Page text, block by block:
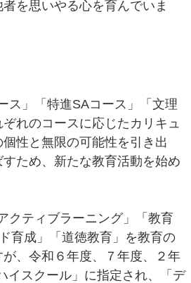
を思いやる心を育んでいま
ス」「特進SAコース」「文理
れのコースに応じたカリキュ
性と無限の可能性を引き出
ため、新たな教育活動を始め
クティブラーニング」「教育
育成」「道徳教育」を教育の
、令和６年度、７年度、２年
イスクール」に指定され、「デ